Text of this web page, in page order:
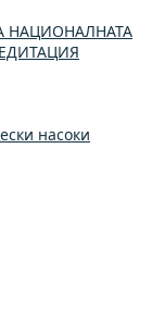
НАЦИОНАЛНАТА
насоки